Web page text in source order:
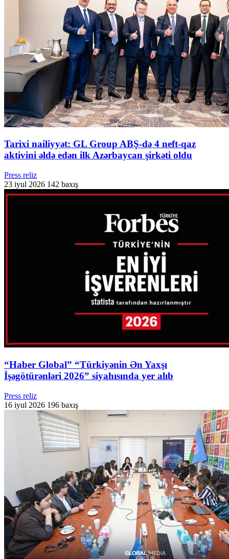
Tarixi nailiyyət: GL Group ABŞ-də 4 neft-qaz
aktivini əldə edən ilk Azərbaycan şirkəti oldu
Press reliz
23 iyul 2026 142 baxış
“Haber Global” “Türkiyənin Ən Yaxşı
İşəgötürənləri 2026” siyahısında yer alıb
Press reliz
16 iyul 2026 196 baxış